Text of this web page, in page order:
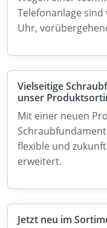
Telefonanlage sind
Uhr,
Vielseitige
unser
Mit einer neuen
flexible und
erweitert.
Jetzt neu im